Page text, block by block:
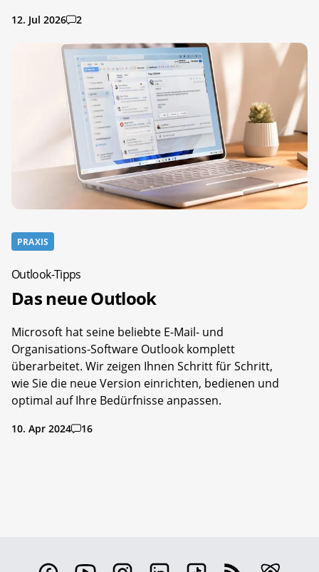
12. Jul 2026 2
PRAXIS
Outlook-Tipps
Das neue Outlook
Microsoft hat seine beliebte E-Mail- und
Organisations-Software Outlook komplett
überarbeitet. Wir zeigen Ihnen Schritt für Schritt,
wie Sie die neue Version einrichten, bedienen und
optimal auf Ihre Bedürfnisse anpassen.
10. Apr 2024 16